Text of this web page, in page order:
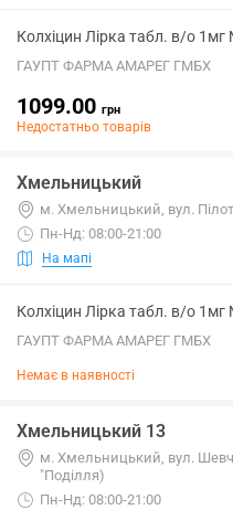
Колхіцин Лірка табл. в/о
ГАУПТ ФАРМА АМАРЕГ ГМБХ
1099.00 грн
Недостатньо товарів
Хмельницький
м. Хмельницький, вул.
Пн-Нд: 08:00-21:00
На мапі
Колхіцин Лірка табл. в/о
ГАУПТ ФАРМА АМАРЕГ ГМБХ
Немає в наявності
Хмельницький 13
м. Хмельницький, вул.
"Поділля)
Пн-Нд: 08:00-21:00